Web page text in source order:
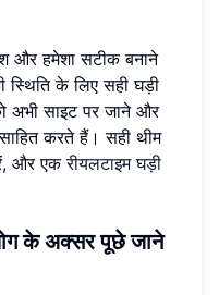
और हमेशा सटीक बनाने
स्थिति के लिए सही घड़ी
अभी साइट पर जाने और
करते हैं। सही थीम
और एकरीयलटाइम घड़ी
के अक्सर पूछे जाने